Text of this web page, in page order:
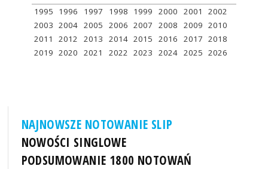
1995 1996 1997 1998 1999 2000 2001
2002
2003 2004 2005 2006 2007 2008 2009 2010
2011
2012 2013 2014 2015 2016 2017 2018
2019 2020 2021 2022 2023 2024 2025 2026
NAJNOWSZE NOTOWANIE SLIP
NOWOŚCI SINGLOWE
PODSUMOWANIE 1800 NOTOWAŃ